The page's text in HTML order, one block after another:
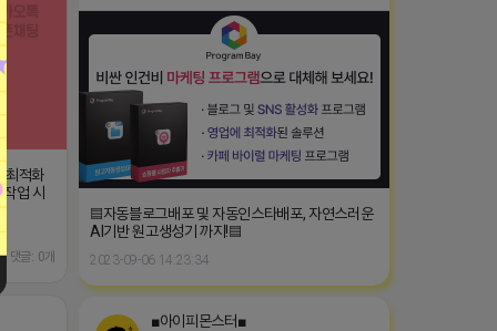
최적화
업 시
댓글: 0개
▤자동블로그배포 및 자동인스타배포, 자연스러운
AI기반 원고생성기 까지!▤
2023-09-06 14:23:34
■아이피몬스터■